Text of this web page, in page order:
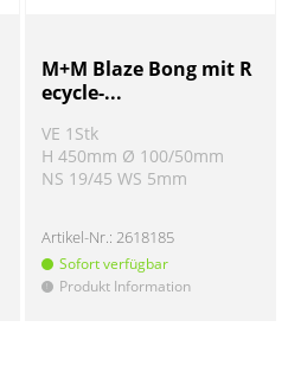
M+M Blaze Bong mit R
ecycle-...
VE 1Stk
H 450mm Ø 100/50mm
NS 19/45 WS 5mm
Artikel-Nr.:2618185
Sofort verfügbar
! Produkt Information